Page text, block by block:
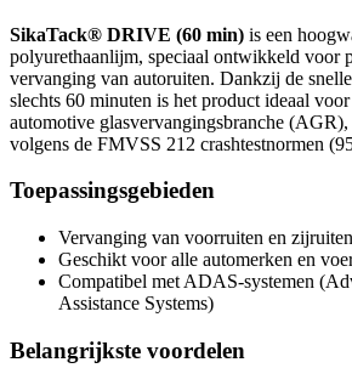
SikaTack® DRIVE (60 min) is een
polyurethaanlijm, speciaal ontwikkeld voor
vervanging van autoruiten. Dankzij de
slechts 60 minuten is het product ideaal
automotive glasvervangingsbranche (AGR),
volgens de FMVSS 212 crashtestnormen
Toepassingsgebieden
Vervanging van voorruiten en
Geschikt voor alle automerken en
Compatibel met ADAS-systemen
Assistance Systems)
Belangrijkste voordelen